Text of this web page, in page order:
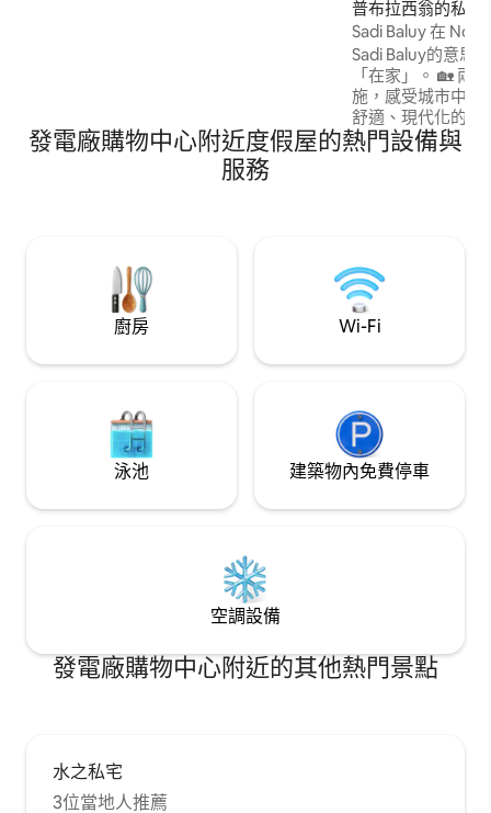
Pasig。前往尼諾·阿基諾國際機場 (NAIA)
約 30 分鐘。
普布拉西翁的私有
Sadi Baluy 在
池
Sadi Baluy的意思
「在家」。 🏡 兩全其美！ Novotel飯店設
施，感受城市中的
舒適、現代化的菲
合休息、放慢腳步和
近的地標： Powerplant Mall,
發電廠購物中心附近度假屋的熱門設備與
服務
廚房 Wi-Fi
泳池 建築物內免費停車
空調設備
發電廠購物中心附近的其他熱門景點
水之私宅
3位當地人推薦